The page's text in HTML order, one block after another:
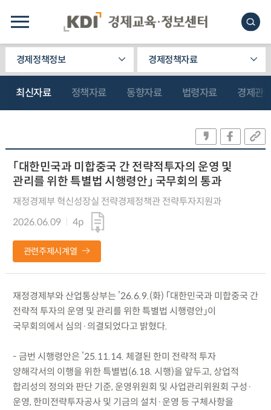
경제정책정보 경제정책자료
최신자료 정책자료 동향자료 법령자료 경제관
「대한민국과 미합중국 간 전략적투자의 운영 및
관리를 위한 특별법 시행령안」 국무회의 통과
재정경제부 혁신성장실 전략경제정책관 전략투자지원과
2026.06.09
4p
관련주제시계열
재정경제부와 산업통상부는 ’26.6.9.(화) 「대한민국과 미합중국 간
전략적 투자의 운영 및 관리를 위한 특별법 시행령안」이
국무회의에서 심의·의결되었다고 밝혔다.
- 금번 시행령안은 ’25.11.14. 체결된 한미 전략적 투자
양해각서의 이행을 위한 특별법(6.18. 시행)을 앞두고, 상업적
합리성의 정의와 판단 기준, 운영위원회 및 사업관리위원회 구성·
운영, 한미전략투자공사 및 기금의 설치·운영 등 구체사항을